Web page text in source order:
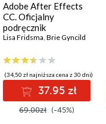
Adobe After Effects
CC. Oficjalny
podręcznik
Lisa Fridsma, Brie Gyncild
(34,50 zł najniższa cena z 30 dni)
37.95 zł
69.00zł (-45%)